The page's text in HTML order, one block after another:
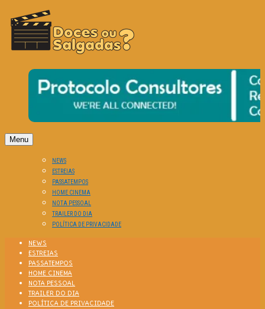
DOCES OU SALGADAS?
O Cinema? Uma Paixão!!
Menu
NEWS
ESTREIAS
PASSATEMPOS
HOME CINEMA
NOTA PESSOAL
TRAILER DO DIA
POLÍTICA DE PRIVACIDADE
NEWS
ESTREIAS
PASSATEMPOS
HOME CINEMA
NOTA PESSOAL
TRAILER DO DIA
POLÍTICA DE PRIVACIDADE